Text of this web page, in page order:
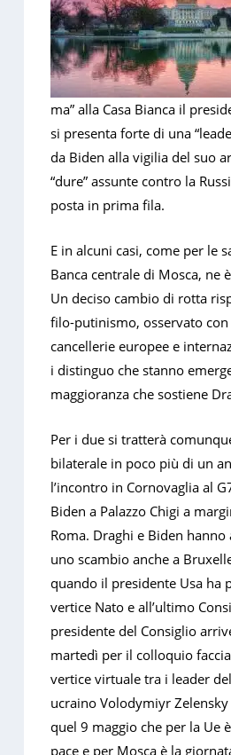
ma” alla Casa Bianca il
si presenta forte di una
da Biden alla vigilia del suo
“dure” assunte contro la
posta in prima fila.
E in alcuni casi, come per le
Banca centrale di Mosca, ne
Un deciso cambio di rotta
filo-putinismo, osservato
cancellerie europee e
i distinguo che stanno
maggioranza che sostiene
Per i due si tratterà
bilaterale in poco più di un
l’incontro in Cornovaglia al
Biden a Palazzo Chigi a
Roma. Draghi e Biden
uno scambio anche a
quando il presidente Usa ha
vertice Nato e all’ultimo
presidente del Consiglio
martedì per il colloquio
vertice virtuale tra i leader
ucraino Volodymiyr
quel 9 maggio che per la Ue
pace e per Mosca è la